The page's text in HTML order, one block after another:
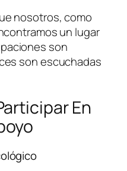
nosotros, como
un lugar
son
son escuchadas
En